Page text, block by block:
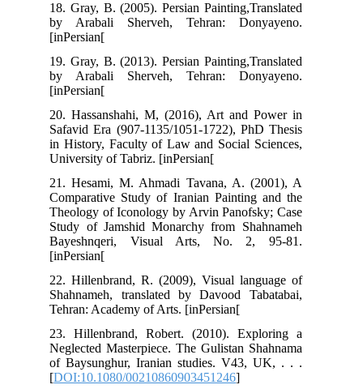
18. Gray, B. (2005). Persian Painting,Translated
by Arabali Sherveh, Tehran: Donyayeno.
[inPersian[
19. Gray, B. (2013). Persian Painting,Translated
by Arabali Sherveh, Tehran: Donyayeno.
[inPersian[
20. Hassanshahi, M, (2016), Art and Power in
Safavid Era (907-1135/1051-1722), PhD Thesis
in History, Faculty of Law and Social Sciences,
University of Tabriz. [inPersian[
21. Hesami, M. Ahmadi Tavana, A. (2001), A
Comparative Study of Iranian Painting and the
Theology of Iconology by Arvin Panofsky; Case
Study of Jamshid Monarchy from Shahnameh
Bayeshnqeri, Visual Arts, No. 2, 95-81.
[inPersian[
22. Hillenbrand, R. (2009), Visual language of
Shahnameh, translated by Davood Tabatabai,
Tehran: Academy of Arts. [inPersian[
23. Hillenbrand, Robert. (2010). Exploring a
Neglected Masterpiece. The Gulistan Shahnama
of Baysunghur, Iranian studies. V43, UK, . . .
[DOI:10.1080/00210860903451246